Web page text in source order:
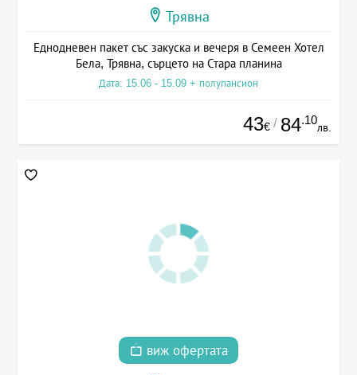
Трявна
Еднодневен пакет със закуска и вечеря в Семеен Хотел
Бела, Трявна, сърцето на Стара планина
Дата: 15.06 - 15.09 + полупансион
43€ / 84.10
лв.
виж офертата